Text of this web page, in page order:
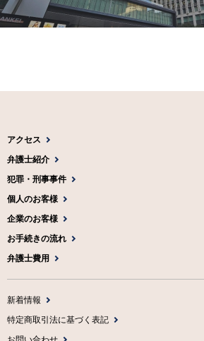
アクセス
弁護士紹介
犯罪・刑事事件
個人のお客様
企業のお客様
お手続きの流れ
弁護士費用
新着情報
特定商取引法に基づく表記